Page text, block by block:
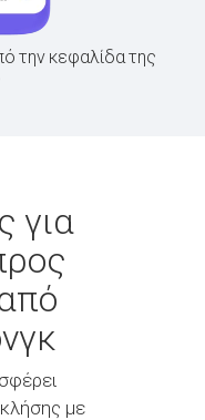
την κεφαλίδα της
για
με